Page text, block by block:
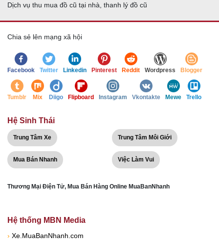
Dịch vụ thu mua đồ cũ tại nhà, thanh lý đồ cũ
Chia sẻ lên mạng xã hội
Facebook Twitter Linkedin Pinterest Reddit Wordpress Blogger
Tumblr Mix Diigo Flipboard Instagram Vkontakte Mewe Trello
Hệ Sinh Thái
Trung Tâm Xe Trung Tâm Môi Giới
Mua Bán Nhanh Việc Làm Vui
Thương Mại Điện Tử, Mua Bán Hàng Online MuaBanNhanh
Hệ thống MBN Media
› Xe.MuaBanNhanh.com